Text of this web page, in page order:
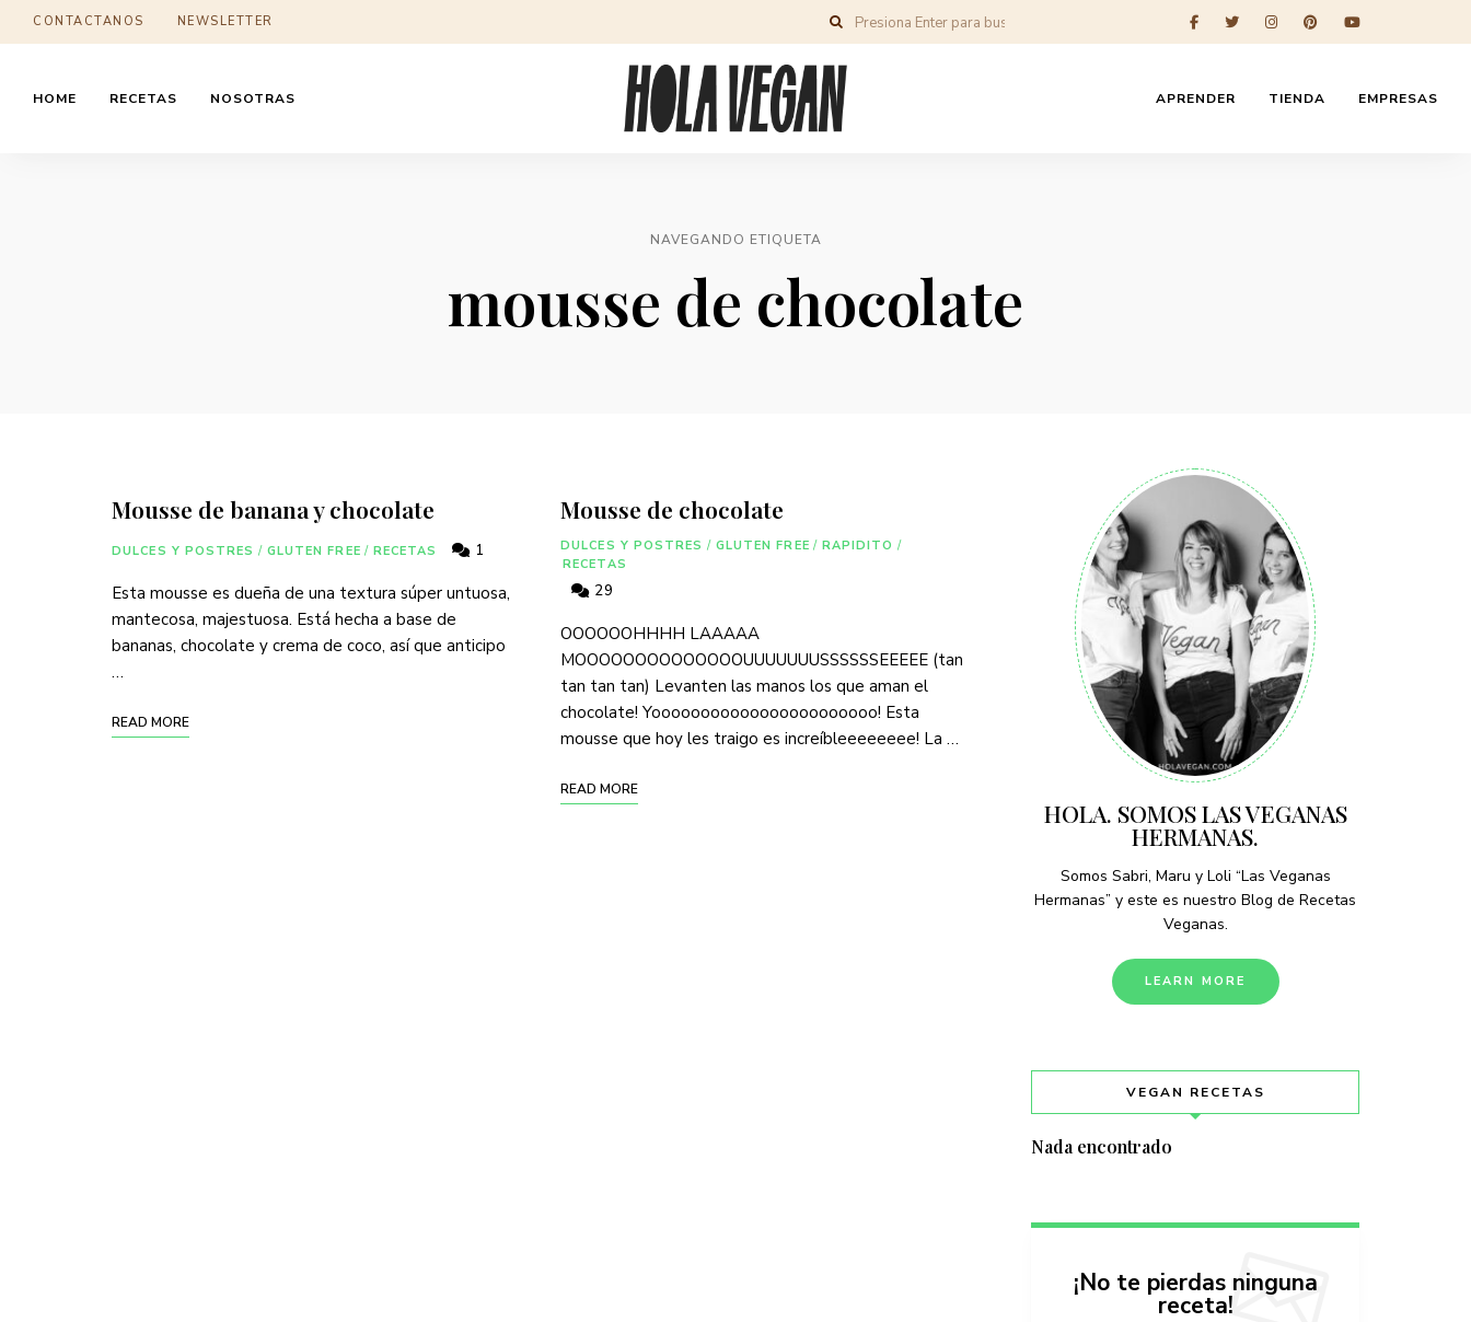
CONTACTANOS NEWSLETTER
HOME RECETAS NOSOTRAS APRENDER TIENDA EMPRESAS
NAVEGANDO ETIQUETA
mousse de chocolate
Mousse de banana y chocolate
DULCES Y POSTRES / GLUTEN FREE / RECETAS 1
Esta mousse es dueña de una textura súper untuosa,
mantecosa, majestuosa. Está hecha a base de
bananas, chocolate y crema de coco, así que anticipo
…
READ MORE
Mousse de chocolate
DULCES Y POSTRES / GLUTEN FREE / RAPIDITO /
RECETAS
29
OOOOOOHHHH LAAAAA
MOOOOOOOOOOOOOOUUUUUUUSSSSSSEEEEE (tan
tan tan tan) Levanten las manos los que aman el
chocolate! Yooooooooooooooooooooooo! Esta
mousse que hoy les traigo es increíbleeeeeeee! La …
READ MORE
HOLA. SOMOS LAS VEGANAS
HERMANAS.
Somos Sabri, Maru y Loli “Las Veganas
Hermanas” y este es nuestro Blog de Recetas
Veganas.
LEARN MORE
VEGAN RECETAS
Nada encontrado
¡No te pierdas ninguna
receta!